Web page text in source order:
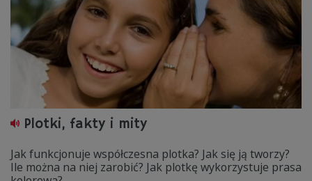
Plotki, fakty i mity
Jak funkcjonuje współczesna plotka? Jak się ją tworzy?
Ile można na niej zarobić? Jak plotkę wykorzystuje prasa